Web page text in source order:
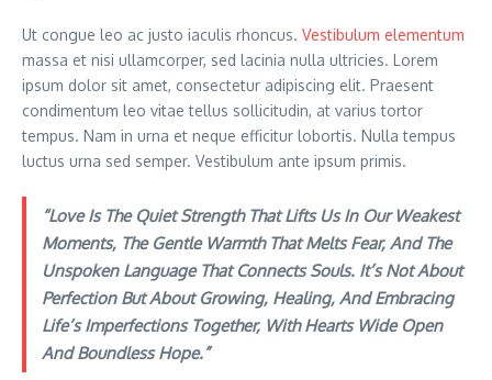
Ut congue leo ac justo iaculis rhoncus. Vestibulum elementum
massa et nisi ullamcorper, sed lacinia nulla ultricies. Lorem
ipsum dolor sit amet, consectetur adipiscing elit. Praesent
condimentum leo vitae tellus sollicitudin, at varius tortor
tempus. Nam in urna et neque efficitur lobortis. Nulla tempus
luctus urna sed semper. Vestibulum ante ipsum primis.
“Love Is The Quiet Strength That Lifts Us In Our Weakest
Moments, The Gentle Warmth That Melts Fear, And The
Unspoken Language That Connects Souls. It’s Not About
Perfection But About Growing, Healing, And Embracing
Life’s Imperfections Together, With Hearts Wide Open
And Boundless Hope.”